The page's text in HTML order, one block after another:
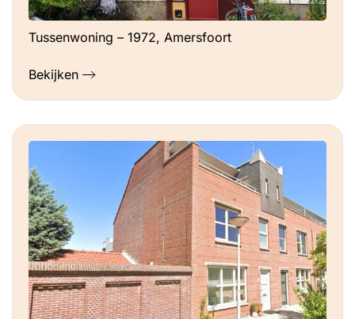
Tussenwoning – 1972, Amersfoort
Bekijken